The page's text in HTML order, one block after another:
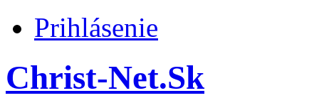
Prihlásenie
Christ-Net.Sk